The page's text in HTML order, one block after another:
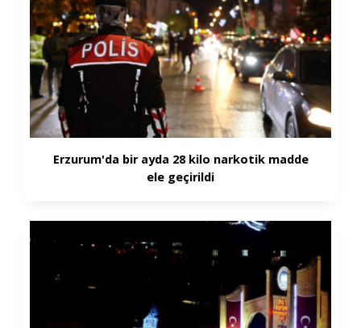
Erzurum'da bir ayda 28 kilo narkotik madde
ele geçirildi